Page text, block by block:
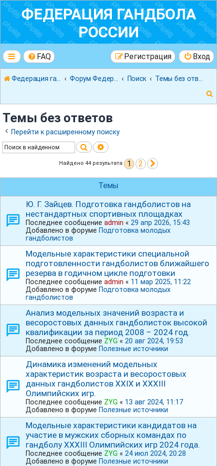
ФЕДЕРАЦИЯ ГАНДБОЛА
РОССИИ
FAQ Вход
Регистрация
Федерация гандбола России Поиск
Темы без ответов
Перейти к расширенному поиску
ПоискРасширенный поиск
Найдено 44 результата 1 2
Темы
Ю. Г. Зайцев. Подготовка гандболистов на
нестандартных спортивных площадках
Последнее сообщение admin « 29 апр 2026, 15:43
Добавлено в форуме Подготовка молодых
гандболистов
Модельные характеристики специальной
подготовленности гандболистов ближайшего
резерва в годичном цикле подготовки
Последнее сообщение admin « 11 мар 2025, 11:22
Добавлено в форуме Подготовка молодых
гандболистов
Анализ модельных значений возраста и
весоростовых данных гандболисток высокой
квалификации за период 2008 – 2024 год.
Последнее сообщение ZYG « 20 авг 2024, 19:53
Добавлено в форуме Полезные источники
Динамика изменений модельных
характеристик возраста и весоростовых
данных гандболистов ХХⅠХ и ⅩⅩⅩⅠⅠⅠ
Олимпийских игр.
Последнее сообщение ZYG « 13 авг 2024, 11:17
Добавлено в форуме Полезные источники
Модельные характеристики кандидатов на
участие в мужских сборных командах по
гандболу ⅩⅩⅩⅠIⅠ Олимпийских игр 2024 года.
Последнее сообщение ZYG « 24 июл 2024, 20:28
Добавлено в форуме Полезные источники